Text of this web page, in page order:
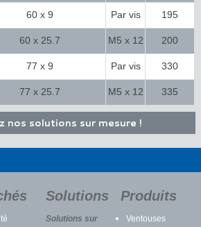
60 x 9 Par vis
FHc M5
195
60 x 25.7 M5 x 12 200
77 x 9 Par vis
FHc M5
330
77 x 25.7 M5 x 12 335
nos solutions sur mesure !
Solutions
Solutions sur
Produits
Ventouses